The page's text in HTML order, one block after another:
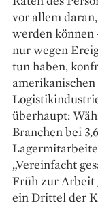
vor allem
werden
nur wegen
tun haben,
überhaupt:
Branchen bei
„Vereinfacht
Früh zur Arbeit
ein Drittel der